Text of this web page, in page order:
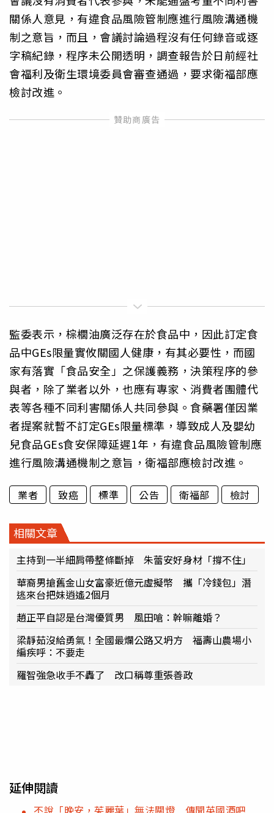
關係人意見，有違食品風險管制應進行風險溝通機
制之意旨，而且，會議討論過程沒有任何錄音或逐
字稿紀錄，程序未公開透明，調查報告於日前經社
會福利及衛生環境委員會審查通過，要求衛福部應
檢討改進。
監委表示，棕櫚油廣泛存在於食品中，因此訂定食
品中GEs限量實攸關國人健康，有其必要性，而國
家有落實「食品安全」之保護義務，決策程序的參
與者，除了業者以外，也應有專家、消費者團體代
表等各種不同利害關係人共同參與。食藥署僅因業
者提案就暫不訂定GEs限量標準，導致成人及嬰幼
兒食品GEs食安保障延遲1年，有違食品風險管制應
進行風險溝通機制之意旨，衛福部應檢討改進。
業者 致癌 標準 公告 衛福部 檢討
相關文章
主持到一半細肩帶整條斷掉 朱蕾安好身材「撐不住」
華裔男搶舊金山女富豪近億元虛擬幣 攜「冷錢包」潛
逃來台把妹逍遙2個月
趙正平自認是台灣優質男 風田嗆：幹嘛離婚？
梁靜茹沒給勇氣！全國最爛公路又坍方 福壽山農場小
編疾呼：不要走
羅智強急收手不轟了 改口稱尊重張善政
延伸閱讀
不說「晚安，茱麗葉」無法關燈 傳聞英國酒吧